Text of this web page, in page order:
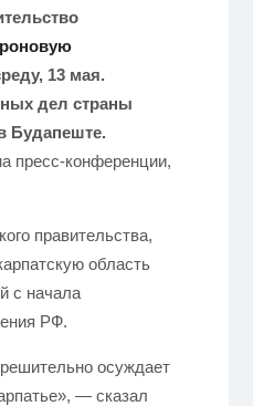
13 мая.
дел страны
Будапеште.
пресс-конференции,
правительства,
область
с начала
РФ.
осуждает
— сказал